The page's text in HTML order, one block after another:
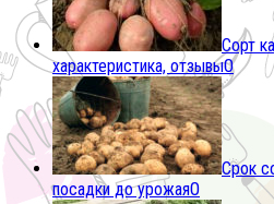
Сорт
характеристика, отзывы0
Срок
посадки до урожая0